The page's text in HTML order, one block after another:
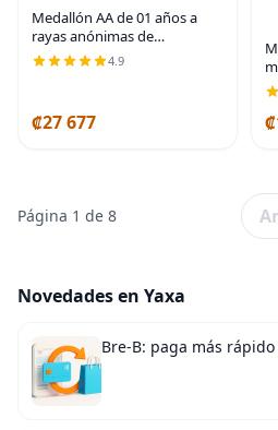
Medallón AA de 01 años a
rayas anónimas de
Alcohólicos anónimos con
4.9
₡27 677
Página 1 de 8
Novedades en Yaxa
Bre-B: paga más